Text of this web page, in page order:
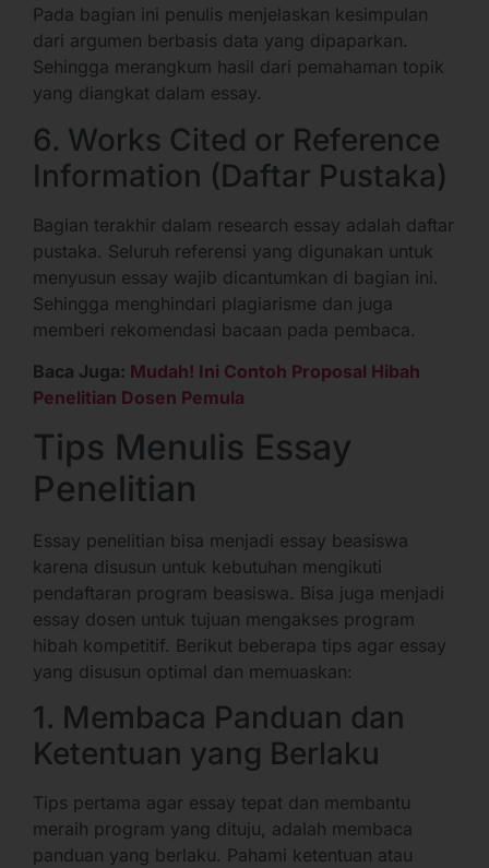
Pada bagian ini penulis menjelaskan kesimpulan
dari argumen berbasis data yang dipaparkan.
Sehingga merangkum hasil dari pemahaman topik
yang diangkat dalam essay.
6. Works Cited or Reference
Information (Daftar Pustaka)
Bagian terakhir dalam research essay adalah daftar
pustaka. Seluruh referensi yang digunakan untuk
menyusun essay wajib dicantumkan di bagian ini.
Sehingga menghindari plagiarisme dan juga
memberi rekomendasi bacaan pada pembaca.
Baca Juga: Mudah! Ini Contoh Proposal Hibah
Penelitian Dosen Pemula
Tips Menulis Essay
Penelitian
Essay penelitian bisa menjadi essay beasiswa
karena disusun untuk kebutuhan mengikuti
pendaftaran program beasiswa. Bisa juga menjadi
essay dosen untuk tujuan mengakses program
hibah kompetitif. Berikut beberapa tips agar essay
yang disusun optimal dan memuaskan:
1. Membaca Panduan dan
Ketentuan yang Berlaku
Tips pertama agar essay tepat dan membantu
meraih program yang dituju, adalah membaca
panduan yang berlaku. Pahami ketentuan atau